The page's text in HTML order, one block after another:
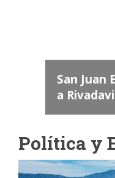
San Juan
a
Política y